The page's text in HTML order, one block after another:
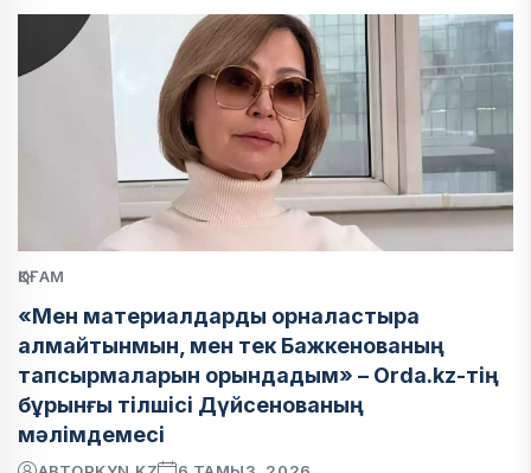
ҚОҒАМ
«Мен материалдарды орналастыра
алмайтынмын, мен тек Бажкенованың
тапсырмаларын орындадым» – Orda.kz-тің
бұрынғы тілшісі Дүйсенованың
мәлімдемесі